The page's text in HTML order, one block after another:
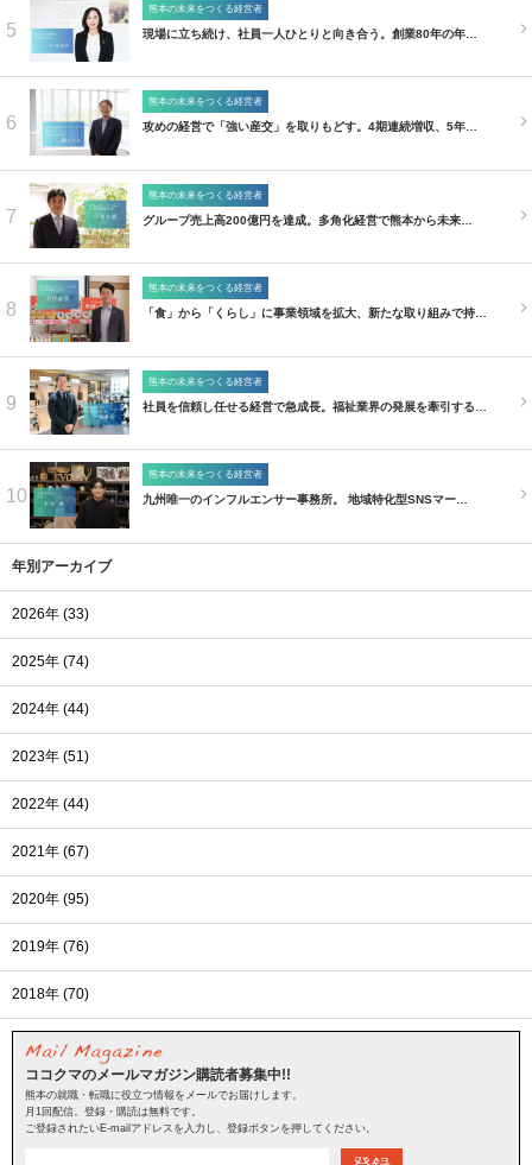
5
熊本の未来をつくる経営者
現場に立ち続け、社員一人ひとりと向き合う。創業80年の年…
6
熊本の未来をつくる経営者
攻めの経営で「強い産交」を取りもどす。4期連続増収、5年…
7
熊本の未来をつくる経営者
グループ売上高200億円を達成。多角化経営で熊本から未来…
8
熊本の未来をつくる経営者
「食」から「くらし」に事業領域を拡大、新たな取り組みで持…
9
熊本の未来をつくる経営者
社員を信頼し任せる経営で急成長。福祉業界の発展を牽引する…
10
熊本の未来をつくる経営者
九州唯一のインフルエンサー事務所。 地域特化型SNSマー…
年別アーカイブ
2026年 (33)
2025年 (74)
2024年 (44)
2023年 (51)
2022年 (44)
2021年 (67)
2020年 (95)
2019年 (76)
2018年 (70)
ココクマのメールマガジン購読者募集中!!
熊本の就職・転職に役立つ情報をメールでお届けします。
月1回配信。登録・購読は無料です。
ご登録されたいE-mailアドレスを入力し、登録ボタンを押してください。